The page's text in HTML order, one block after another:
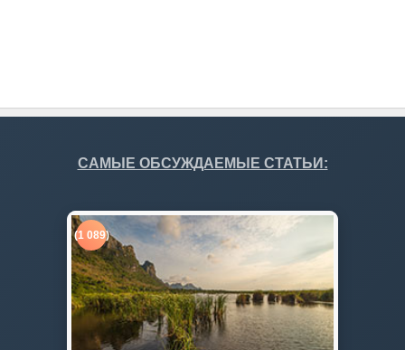
САМЫЕ ОБСУЖДАЕМЫЕ СТАТЬИ:
(1 089)